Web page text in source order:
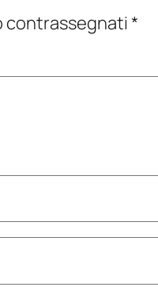
contrassegnati *